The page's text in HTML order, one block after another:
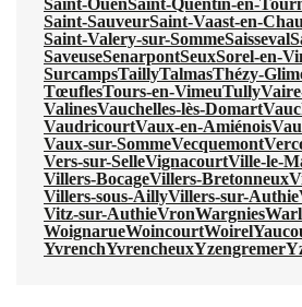
Saint-OuenSaint-Quentin-en-
Saint-SauveurSaint-Vaast-en-
Saint-Valery-sur-SommeSaisseval
SaveuseSenarpontSeuxSorel-en-
SurcampsTaillyTalmasThézy-
TœuflesTours-en-VimeuTully
ValinesVauchelles-lès-Domart
VaudricourtVaux-en-Amiénois
Vaux-sur-SommeVecquemont
Vers-sur-SelleVignacourtVille-le-
Villers-BocageVillers-Bretonneux
Villers-sous-AillyVillers-sur-Authie
Vitz-sur-AuthieVronWargnies
WoignarueWoincourtWoirel
YvrenchYvrencheuxYzengremer